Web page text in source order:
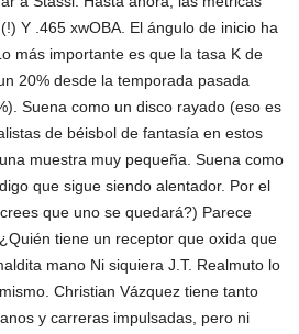
Y .465 xwOBA. El ángulo de inicio ha
más importante es que la tasa K de
20% desde la temporada pasada
Suena como un disco rayado (eso es
de béisbol de fantasía en estos
muestra muy pequeña. Suena como
que sigue siendo alentador. Por el
que uno se quedará?) Parece
tiene un receptor que oxida que
mano Ni siquiera J.T. Realmuto lo
Christian Vázquez tiene tanto
y carreras impulsadas, pero ni